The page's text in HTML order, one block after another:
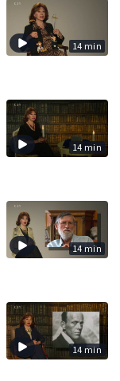
14 min
14 min
14 min
14 min